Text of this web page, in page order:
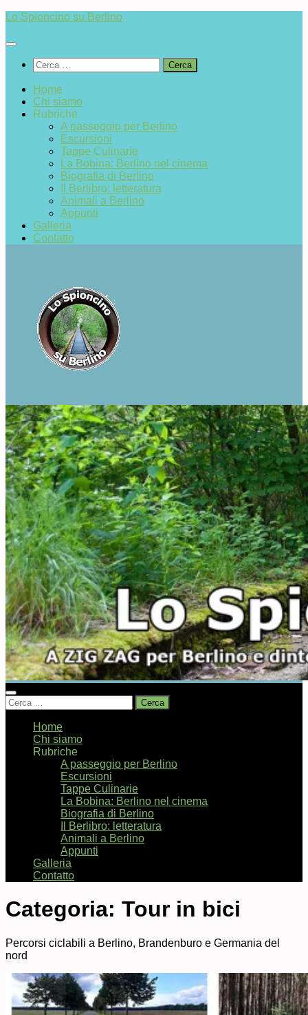
Salta
contenuto
Lo Spioncino su Berlino
Ricerca
per:
Home
Chi siamo
Rubriche
A passeggio per Berlino
Escursioni
Tappe Culinarie
La Bobina: Berlino nel cinema
Biografia di Berlino
Il Berlibro: letteratura
Animali a Berlino
Appunti
Galleria
Contatto
Ricerca
per:
Home
Chi siamo
Rubriche
A passeggio per Berlino
Escursioni
Tappe Culinarie
La Bobina: Berlino nel cinema
Biografia di Berlino
Il Berlibro: letteratura
Animali a Berlino
Appunti
Galleria
Contatto
Categoria: Tour in bici
Percorsi ciclabili a Berlino, Brandenburo e Germania del
nord